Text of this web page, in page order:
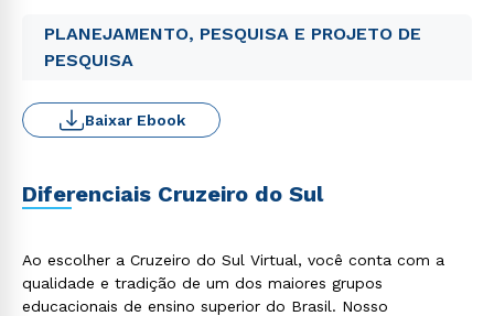
PLANEJAMENTO, PESQUISA E PROJETO DE
PESQUISA
Baixar Ebook
Diferenciais Cruzeiro do Sul
Ao escolher a Cruzeiro do Sul Virtual, você conta com a
qualidade e tradição de um dos maiores grupos
educacionais de ensino superior do Brasil. Nosso